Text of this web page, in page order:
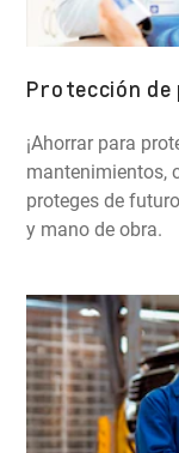
Protección de
¡Ahorrar para
mantenimientos,
proteges de
y mano de obra.